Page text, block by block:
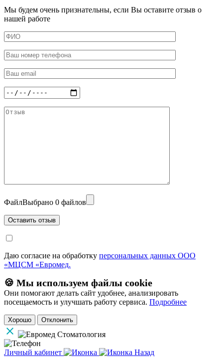
Мы будем очень признательны, если Вы оставите отзыв о
нашей работе
ФайлВыбрано 0 файлов
Даю согласие на обработку персональных данных ООО
«МЦСМ «Евромед.
🍪 Мы используем файлы cookie
Они помогают делать сайт удобнее, анализировать
посещаемость и улучшать работу сервиса. Подробнее
Хорошо Отклонить
Личный кабинет
Назад